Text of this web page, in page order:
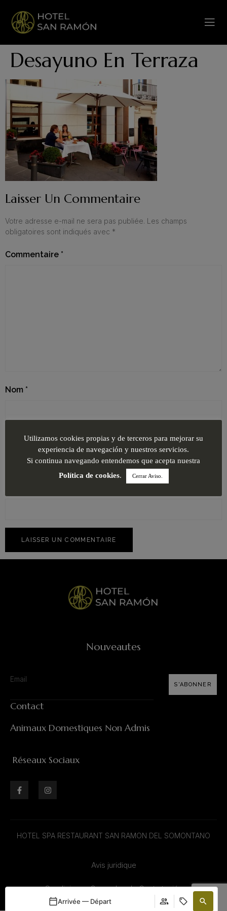
Desayuno En Terraza
Laisser Un Commentaire
Votre adresse e-mail ne sera pas publiée. Les champs
obligatoires sont indiqués avec *
Commentaire *
Nom *
E-mail*
Nouveautes
S'ABONNER
Contact
Animaux Domestiques Non Admis
Réseaux Sociaux
HOTEL SPA RESTAURANT SAN RAMON DEL SOMONTANO
Avis juridique
Condiciones Generales de Contratación
Utilizamos cookies propias y de terceros para mejorar su
experiencia de navegación y nuestros servicios.
Si continua navegando entendemos que acepta nuestra
Política de cookies. Cerrar Aviso.
Arrivée — Départ